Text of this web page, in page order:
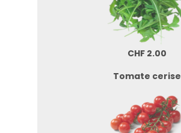
CHF2.00
Tomate cerise